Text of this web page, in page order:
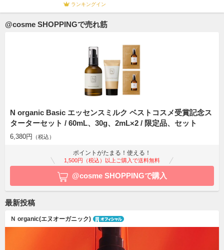
ランキングイン
@cosme SHOPPINGで売れ筋
N organic Basic エッセンスミルク ベストコスメ受賞記念ス
ターターセット / 60mL、30g、2mL×2 / 限定品、セット
6,380円 （税込）
ポイントがたまる！使える！
1,500円（税込）以上ご購入で送料無料
@cosme SHOPPINGで購入
最新投稿
Ｎ organic(エヌオーガニック)